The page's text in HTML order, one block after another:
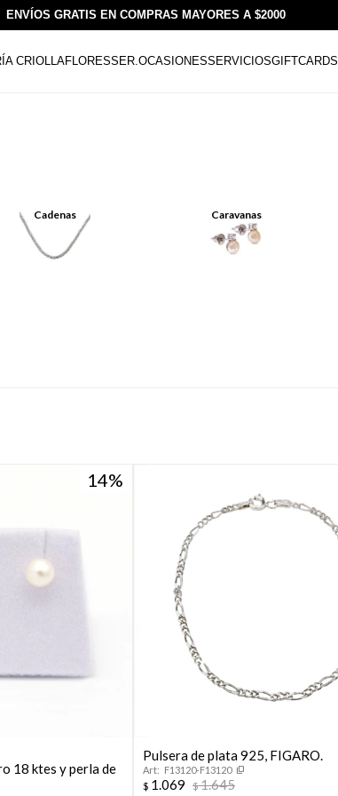
ENVÍOS GRATIS EN COMPRAS MAYORES A $2000
CRIOLLAFLORESSER.OCASIONESSERVICIOSGIFTCARDS
Cadenas Caravanas
14
18 ktes y perla de
Pulsera de plata 925, FIGARO.
F13120-F13120
$ 1.069 $1.645